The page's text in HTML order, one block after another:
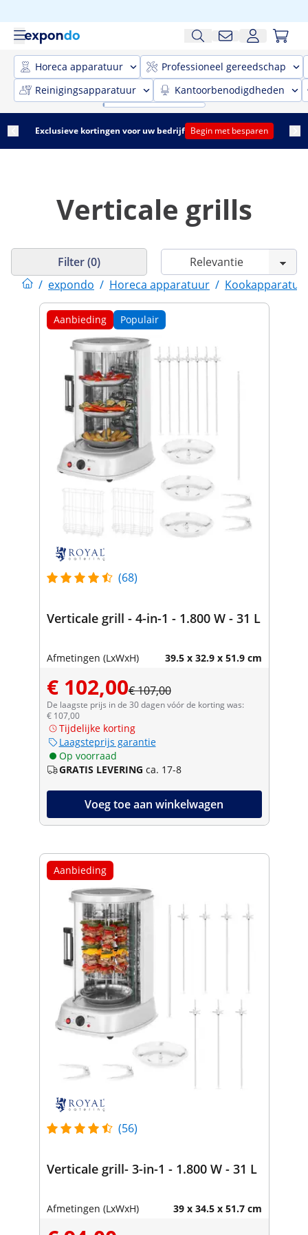
Horeca apparatuur
Professioneel gereedschap
Reinigingsapparatuur
Kantoorbenodigdheden
Exclusieve kortingen voor uw bedrijf Begin met besparen
Verticale grills
/ expondo / Horeca apparatuur /
Filter (0)
Aanbieding Populair
(68)
Verticale grill - 4-in-1 - 1.800 W - 31 L
Afmetingen (LxWxH) 39.5 x 32.9 x 51.9 cm
€ 102,00€ 107,00
De laagste prijs in de 30 dagen vóór de korting was:
€ 107,00
Tijdelijke korting
Laagsteprijs garantie
Op voorraad
GRATIS LEVERING ca. 17-8
Voeg toe aan winkelwagen
Aanbieding
(56)
Verticale grill- 3-in-1 - 1.800 W - 31 L
Afmetingen (LxWxH) 39 x 34.5 x 51.7 cm